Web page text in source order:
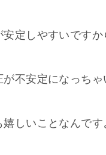
定しやすいですか
不安定になっちゃ
しいことなんです